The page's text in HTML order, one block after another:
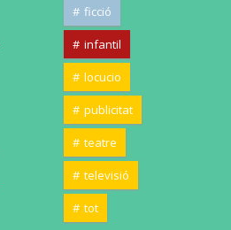
ficció
infantil
locucio
publicitat
teatre
televisió
tot